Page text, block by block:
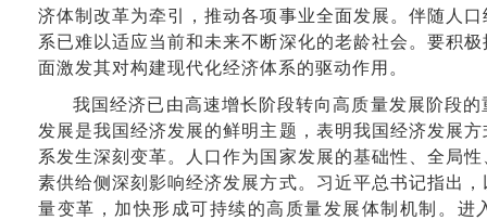
济体制改革为牵引，推动各项事业全面发展。伴随人
系已难以适应当前和未来不断深化的老龄社会。要积
面激发其对构建现代化经济体系的驱动作用。
我国经济已由高速增长阶段转向高质量发展阶段
发展是我国经济发展的鲜明主题，表明我国经济发展
系发生深刻变革。人口作为国家发展的基础性、全局
素供给侧深刻影响经济发展方式。习近平总书记指出
量变革，加快形成可持续的高质量发展体制机制。进